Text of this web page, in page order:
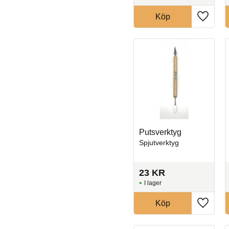
Lägg
Köp
Putsverktyg
Spjutverktyg
23 KR
Lägg
I lager
Köp